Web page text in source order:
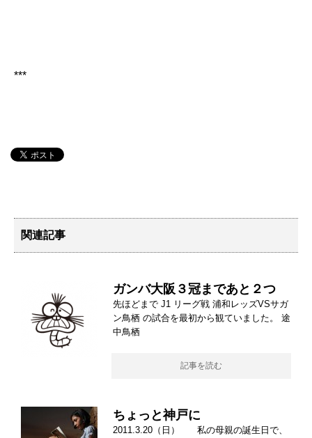
***
関連記事
ガンバ大阪３冠まであと２つ
先ほどまで J1 リーグ戦 浦和レッズVSサガ
ン鳥栖 の試合を最初から観ていました。 途
中鳥栖
記事を読む
ちょっと神戸に
2011.3.20（日） 私の母親の誕生日で、